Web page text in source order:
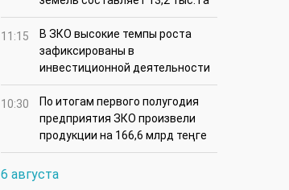
11:15
В ЗКО высокие темпы роста
зафиксированы в
инвестиционной деятельности
10:30
По итогам первого полугодия
предприятия ЗКО произвели
продукции на 166,6 млрд теңге
6 августа